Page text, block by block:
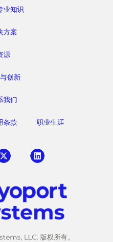
业知识
方案
源
创新
我们
条款 职业生涯
LLC. 版权所有。